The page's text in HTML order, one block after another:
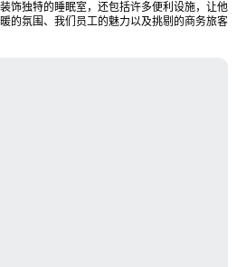
饰独特的睡眠室，还包括许多便利设施，让他
的氛围、我们员工的魅力以及挑剔的商务旅客